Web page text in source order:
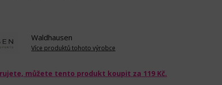
Waldhausen
Více produktů tohoto výrobce
můžete tento produkt koupit za 119 Kč.